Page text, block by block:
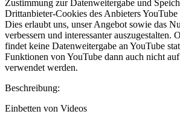
Zustimmung zur Datenweitergabe und
Drittanbieter-Cookies des Anbieters
Dies erlaubt uns, unser Angebot sowie das
verbessern und interessanter auszugestalten.
findet keine Datenweitergabe an YouTube
Funktionen von YouTube dann auch nicht
verwendet werden.
Beschreibung:
Einbetten von Videos